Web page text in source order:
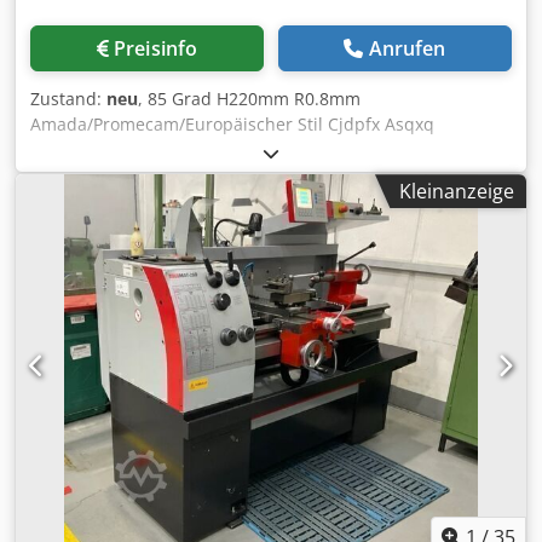
Preisinfo Anrufen
Zustand: neu, 85 Grad H220mm R0.8mm
Amada/Promecam/Europäischer Stil Cjdpfx Asqxq
Kleinanzeige